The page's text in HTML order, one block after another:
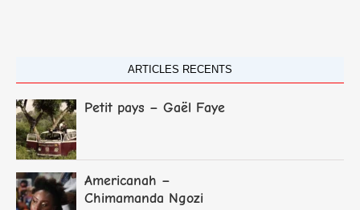
ARTICLES RECENTS
Petit pays – Gaël Faye
Americanah –
Chimamanda Ngozi